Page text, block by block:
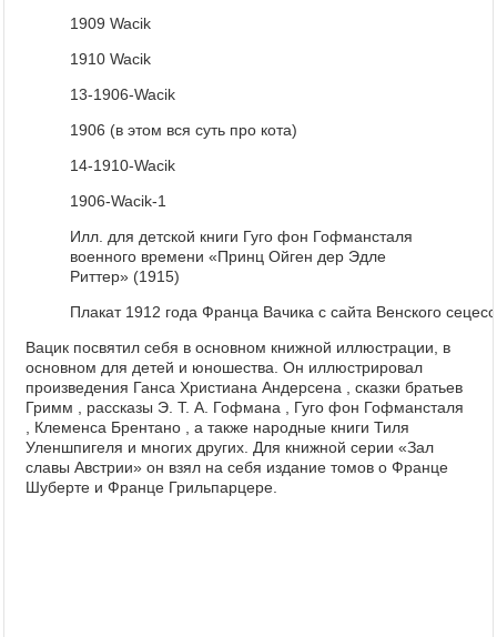
1909 Wacik
1910 Wacik
13-1906-Wacik
1906 (в этом вся суть про кота)
14-1910-Wacik
1906-Wacik-1
Илл. для детской книги Гуго фон Гофмансталя
военного времени «Принц Ойген дер Эдле
Риттер» (1915)
Плакат 1912 года Франца Вачика с сайта Венского
Вацик посвятил себя в основном книжной иллюстрации, в
основном для детей и юношества. Он иллюстрировал
произведения Ганса Христиана Андерсена , сказки братьев
Гримм , рассказы Э. Т. А. Гофмана , Гуго фон Гофмансталя
, Клеменса Брентано , а также народные книги Тиля
Уленшпигеля и многих других. Для книжной серии «Зал
славы Австрии» он взял на себя издание томов о Франце
Шуберте и Франце Грильпарцере.